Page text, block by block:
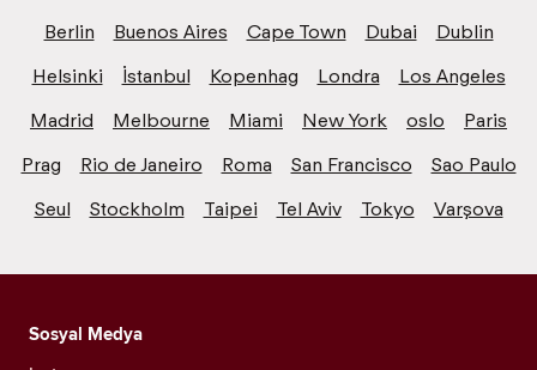
Berlin
Buenos Aires Cape Town Dubai
Dublin
Helsinki
İstanbul Kopenhag Londra
Los Angeles
Madrid
Melbourne Miami New York oslo
Paris
Prag
Rio de Janeiro Roma San Francisco
Sao Paulo
Seul
Stockholm Taipei Tel Aviv Tokyo Varşova
Sosyal Medya